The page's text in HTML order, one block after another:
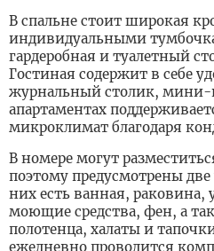
В спальне стоит широкая
индивидуальными
гардеробная и туалетный
Гостиная содержит в себе
журнальный столик, мини-
апартаментах
микроклимат благодаря
В номере могут
поэтому предусмотрены
них есть ванная, раковина,
моющие средства, фен, а
полотенца, халаты и
ежедневно проводится